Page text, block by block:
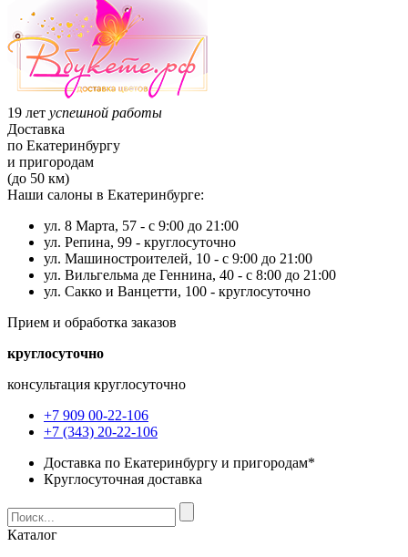
19 лет успешной работы
Доставка
по Екатеринбургу
и пригородам
(до 50 км)
Наши салоны в Екатеринбурге:
ул. 8 Марта, 57 - с 9:00 до 21:00
ул. Репина, 99 - круглосуточно
ул. Машиностроителей, 10 - с 9:00 до 21:00
ул. Вильгельма де Геннина, 40 - с 8:00 до 21:00
ул. Сакко и Ванцетти, 100 - круглосуточно
Прием и обработка заказов
круглосуточно
консультация круглосуточно
+7 909 00-22-106
+7 (343) 20-22-106
Доставка по Екатеринбургу и пригородам*
Круглосуточная доставка
Каталог